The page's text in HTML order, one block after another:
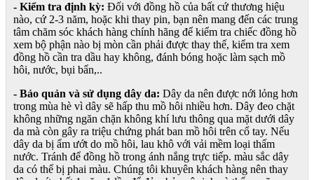
- Kiểm tra định kỳ: Đối với đồng hồ của bất cứ thương hiệu
nào, cứ 2-3 năm, hoặc khi thay pin, bạn nên mang đến các trung
tâm chăm sóc khách hàng chính hãng để kiểm tra chiếc đồng hồ
xem bộ phận nào bị mòn cần phải được thay thế, kiểm tra xem
đồng hồ cần tra dầu hay không, đánh bóng hoặc làm sạch mồ
hôi, nước, bụi bẩn,..
- Bảo quản và sử dụng dây da: Dây da nên được nới lỏng hơn
trong mùa hè vì dây sẽ hấp thu mồ hôi nhiều hơn. Dây đeo chặt
không những ngăn chặn không khí lưu thông qua mặt dưới dây
da mà còn gây ra triệu chứng phát ban mồ hôi trên cổ tay. Nếu
dây da bị ẩm ướt do mồ hôi, lau khô với vải mềm loại thấm
nước. Tránh để đồng hồ trong ánh nắng trực tiếp. màu sắc dây
da có thể bị phai màu. Chúng tôi khuyên khách hàng nên thay